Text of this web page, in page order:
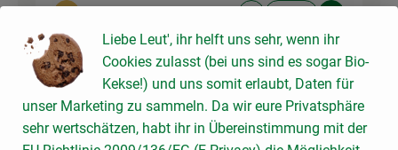
Gesamtpreis: 1,99 €
Liebe Leut', ihr helft uns sehr, wenn ihr
Cookies zulasst (bei uns sind es sogar Bio-
Kekse!) und uns somit erlaubt, Daten für
unser Marketing zu sammeln. Da wir eure Privatsphäre
sehr wertschätzen, habt ihr in Übereinstimmung mit der